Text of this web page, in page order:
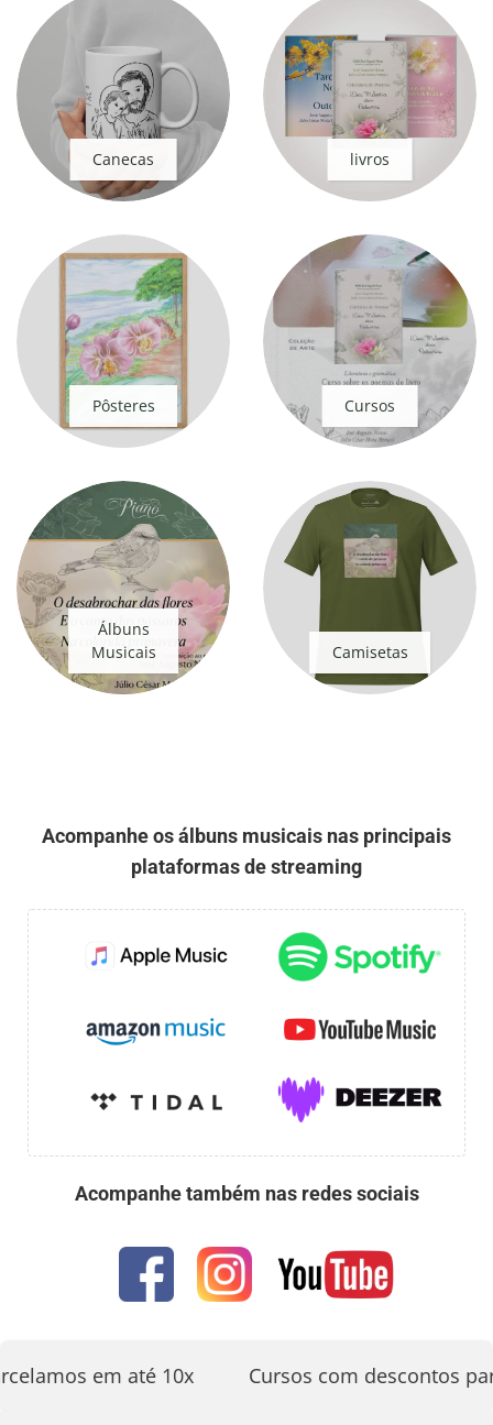
Canecas livros
Pôsteres Cursos
Álbuns
Musicais
Camisetas
Acompanhe os álbuns musicais nas principais
plataformas de streaming
Acompanhe também nas redes sociais
em até 10x Cursos com descontos